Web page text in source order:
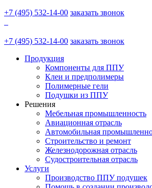
+7 (495) 532-14-00 заказать звонок
+7 (495) 532-14-00 заказать звонок
Продукция
Компоненты для ППУ
Клеи и предполимеры
Полимерные гели
Подушки из ППУ
Решения
Мебельная промышленность
Авиационная отрасль
Автомобильная
Строительство и ремонт
Железнодорожная отрасль
Судостроительная отрасль
Услуги
Производство ППУ подушек